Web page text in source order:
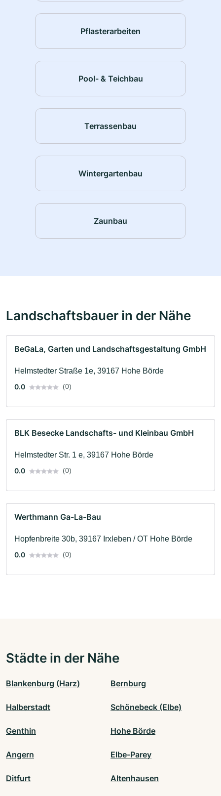
Pflasterarbeiten
Pool- & Teichbau
Terrassenbau
Wintergartenbau
Zaunbau
Landschaftsbauer in der Nähe
BeGaLa, Garten und Landschaftsgestaltung GmbH
Helmstedter Straße 1e, 39167 Hohe Börde
0.0
(0)
BLK Besecke Landschafts- und Kleinbau GmbH
Helmstedter Str. 1 e, 39167 Hohe Börde
0.0
(0)
Werthmann Ga-La-Bau
Hopfenbreite 30b, 39167 Irxleben / OT Hohe Börde
0.0
(0)
Städte in der Nähe
Blankenburg (Harz) Bernburg
Halberstadt Schönebeck (Elbe)
Genthin Hohe Börde
Angern Elbe-Parey
Ditfurt Altenhausen